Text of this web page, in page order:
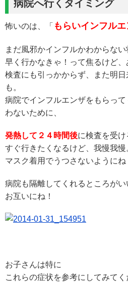
病院へ行くタイミング
怖いのは、「 もらいインフル
まだ風邪かインフルかわからな
早く行かなきゃ！って焦るけど
検査にも引っかからず、また明
も。
病院でインフルエンザをもらっ
わないために、
発熱して２４時間後に検査を受け
すぐ行きたくなるけど、我慢我慢
マスク着用でうつさないようにね
病院も隔離してくれるところがい
お互いにね！
お子さんは特に
これらの症状を参考にしてみてく